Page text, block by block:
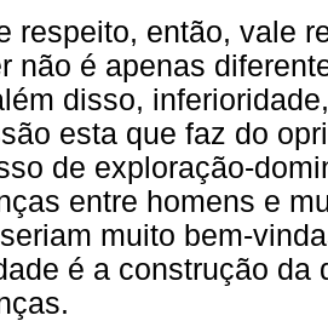
respeito, então, vale
não é apenas
disso,
esta que faz do
de exploração-
entre homens e
muito bem-
é a construção da